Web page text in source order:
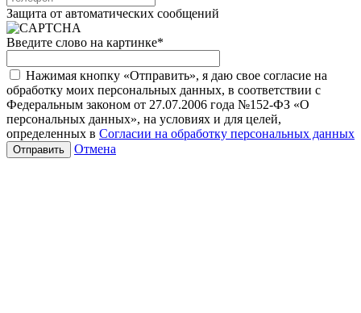
Защита от автоматических сообщений
Введите слово на картинке*
Нажимая кнопку «Отправить», я даю свое согласие на
обработку моих персональных данных, в соответствии с
Федеральным законом от 27.07.2006 года №152-ФЗ «О
персональных данных», на условиях и для целей,
определенных в Согласии на обработку персональных данных
Отмена